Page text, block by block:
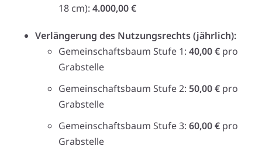
18 cm): 4.000,00 €
Verlängerung des Nutzungsrechts (jährlich):
Gemeinschaftsbaum Stufe 1: 40,00 € pro
Grabstelle
Gemeinschaftsbaum Stufe 2: 50,00 € pro
Grabstelle
Gemeinschaftsbaum Stufe 3: 60,00 € pro
Grabstelle